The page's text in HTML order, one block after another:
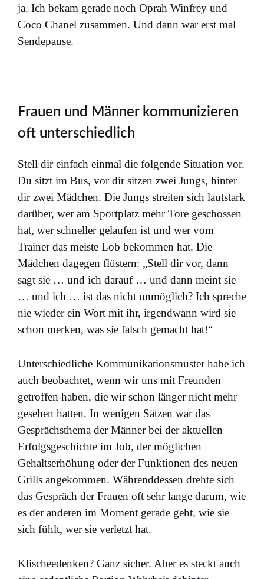
ja. Ich bekam gerade noch Oprah Winfrey und
Coco Chanel zusammen. Und dann war erst mal
Sendepause.
Frauen und Männer kommunizieren
oft unterschiedlich
Stell dir einfach einmal die folgende Situation vor.
Du sitzt im Bus, vor dir sitzen zwei Jungs, hinter
dir zwei Mädchen. Die Jungs streiten sich lautstark
darüber, wer am Sportplatz mehr Tore geschossen
hat, wer schneller gelaufen ist und wer vom
Trainer das meiste Lob bekommen hat. Die
Mädchen dagegen flüstern: „Stell dir vor, dann
sagt sie … und ich darauf … und dann meint sie
… und ich … ist das nicht unmöglich? Ich spreche
nie wieder ein Wort mit ihr, irgendwann wird sie
schon merken, was sie falsch gemacht hat!“
Unterschiedliche Kommunikationsmuster habe ich
auch beobachtet, wenn wir uns mit Freunden
getroffen haben, die wir schon länger nicht mehr
gesehen hatten. In wenigen Sätzen war das
Gesprächsthema der Männer bei der aktuellen
Erfolgsgeschichte im Job, der möglichen
Gehaltserhöhung oder der Funktionen des neuen
Grills angekommen. Währenddessen drehte sich
das Gespräch der Frauen oft sehr lange darum, wie
es der anderen im Moment gerade geht, wie sie
sich fühlt, wer sie verletzt hat.
Klischeedenken? Ganz sicher. Aber es steckt auch